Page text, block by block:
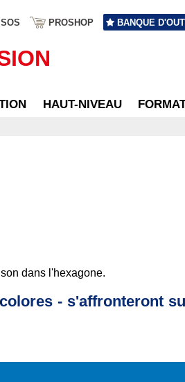
PROSHOP BANQUE
HAUT-NIVEAU
dans l'hexagone.
- s'affronteront